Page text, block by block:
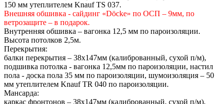
150 мм утеплителем Knauf TS 037.
Внешняя обшивка - сайдинг «Döcke» по ОСП – 9мм, по
ветрозащите – в подарок.
Внутренняя обшивка – вагонка 12,5 мм по пароизоляции.
Высота потолков 2,5м.
Перекрытия:
балки перекрытия – 38х147мм (калиброванный, сухой п/м),
подшивка потолка - вагонка 12,5мм по пароизоляции, настил
пола - доска пола 35 мм по пароизоляции, шумоизоляция – 50
мм утеплителем Knauf TR 040 по пароизоляции.
Мансарда:
каркас фронтонов – 38х147мм (калиброванный, сухой п/м),